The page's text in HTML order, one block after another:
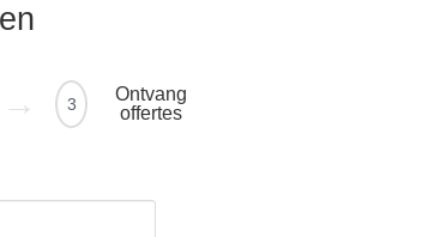
3
Ontvang
offertes